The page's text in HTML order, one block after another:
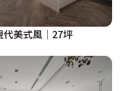
美式風│27坪